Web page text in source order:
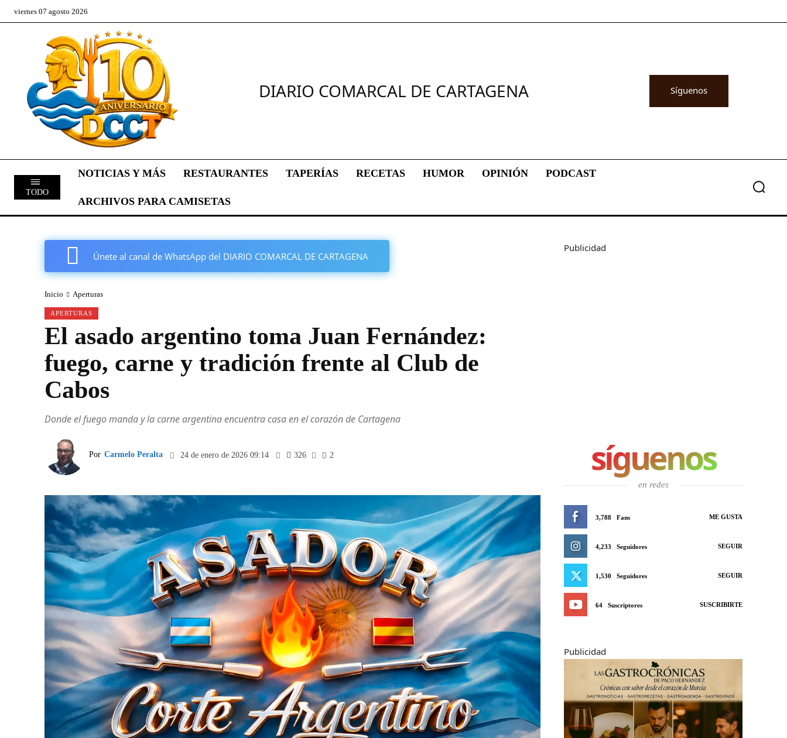
viernes 07 agosto 2026
DIARIO COMARCAL DE CARTAGENA Síguenos
TODO
NOTICIAS Y MÁS RESTAURANTES TAPERÍAS RECETAS HUMOR OPINIÓN PODCAST
ARCHIVOS PARA CAMISETAS
Únete al canal de WhatsApp del DIARIO COMARCAL DE CARTAGENA
Inicio Aperturas
APERTURAS
El asado argentino toma Juan Fernández:
fuego, carne y tradición frente al Club de
Cabos
Donde el fuego manda y la carne argentina encuentra casa en el corazón de Cartagena
Por Carmelo Peralta 24 de enero de 2026 09:14 326 2
Publicidad
síguenos
en redes
3,788 Fans ME GUSTA
4,233 Seguidores SEGUIR
1,530 Seguidores SEGUIR
64 Suscriptores SUSCRIBIRTE
Publicidad